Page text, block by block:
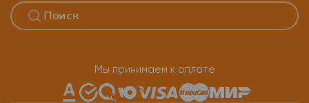
Мы принимаем к оплате